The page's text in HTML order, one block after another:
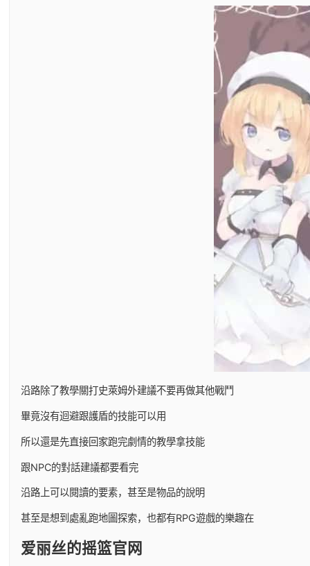
沿路除了教學關打史萊姆外建議不要再做其他戰鬥
畢竟沒有迴避跟護盾的技能可以用
所以還是先直接回家跑完劇情的教學拿技能
跟NPC的對話建議都要看完
沿路上可以閱讀的要素，甚至是物品的說明
甚至是想到處亂跑地圖探索，也都有RPG遊戲的樂趣在
爱丽丝的摇篮官网